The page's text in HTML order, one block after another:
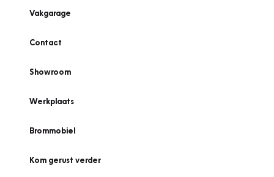
Vakgarage
Contact
Showroom
Werkplaats
Brommobiel
Kom gerust verder